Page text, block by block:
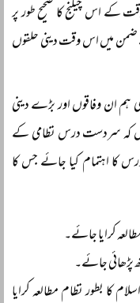
کے اس چیلنج کا صحیح طور پر
ضمن میں اس وقت دینی حلقوں
ہم ان وفاقوں اور بڑے دینی
کہ سردست درس نظامی کے
کا اہتمام کیا جائے جس کا
کرایا جائے۔
پڑھائی جائے۔
کا بطور نظام مطالعہ کرایا